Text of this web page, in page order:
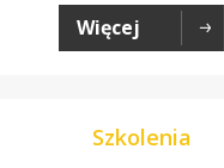
Więcej
Szkolenia